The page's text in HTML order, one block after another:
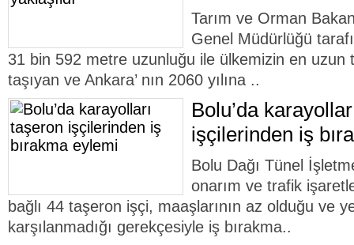
Tarım ve Orman
Genel Müdürlüğü
31 bin 592 metre uzunluğu ile ülkemizin en uzun
taşıyan ve Ankara’ nın 2060 yılına ..
Bolu’da
işçilerinden iş
Bolu Dağı Tünel
onarım ve trafik
bağlı 44 taşeron işçi, maaşlarının az olduğu ve
karşılanmadığı gerekçesiyle iş bırakma..